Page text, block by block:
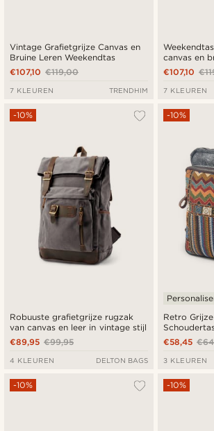
Vintage Grafietgrijze Canvas en
Bruine Leren Weekendtas
€119,00
€107,10
7 KLEUREN TRENDHIM
canvas en
€107,10
7 KLEUREN
Robuuste grafietgrijze rugzak
van canvas en leer in vintage stijl
-10%
€99,95
€89,95
4 KLEUREN DELTON BAGS
Retro
-10%
€58,45
3 KLEUREN
-10% -10%